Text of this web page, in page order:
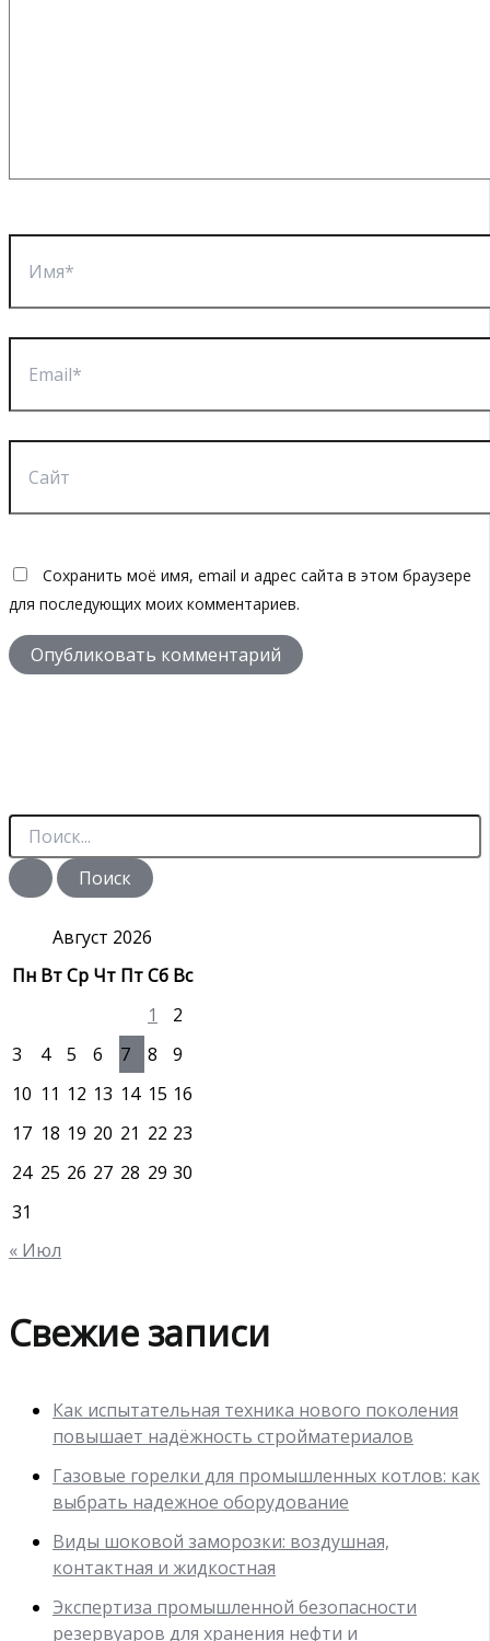
Сохранить моё имя, email и адрес сайта в этом браузере
для последующих моих комментариев.
П
и
с
Август 2026
Пн ВтСр Чт ПтСб Вс
1
2
3
4 5 6 7 8
9
10 11 12 13 14 15 16
17 18 19 20 21 22 23
24 25 26 27 28 29 30
31
« Июл
Свежие записи
Как испытательная техника нового поколения
повышает надёжность стройматериалов
Газовые горелки для промышленных котлов: как
выбрать надежное оборудование
Виды шоковой заморозки: воздушная,
контактная и жидкостная
Экспертиза промышленной безопасности
резервуаров для хранения нефти и